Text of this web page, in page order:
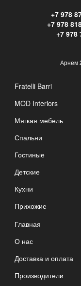
+7 978
+7 978
+7 978
Арнем
Fratelli Barri
MOD Interiors
Мягкая мебель
Спальни
Гостиные
Детские
Кухни
Прихожие
Главная
О нас
Доставка и оплата
Производители